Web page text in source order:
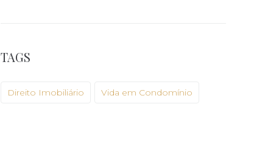
TAGS
Direito Imobiliário Vida em Condomínio